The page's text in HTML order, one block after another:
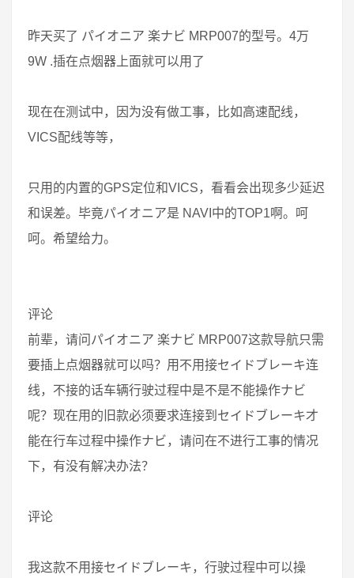
昨天买了 パイオニア 楽ナビ MRP007的型号。4万
9W .插在点烟器上面就可以用了
现在在测试中，因为没有做工事，比如高速配线，
VICS配线等等，
只用的内置的GPS定位和VICS，看看会出现多少延迟
和误差。毕竟パイオニア是 NAVI中的TOP1啊。呵
呵。希望给力。
评论
前辈，请问パイオニア 楽ナビ MRP007这款导航只需
要插上点烟器就可以吗？用不用接セイドブレーキ连
线，不接的话车辆行驶过程中是不是不能操作ナビ
呢？现在用的旧款必须要求连接到セイドブレーキ才
能在行车过程中操作ナビ，请问在不进行工事的情况
下，有没有解决办法？
评论
我这款不用接セイドブレーキ，行驶过程中可以操